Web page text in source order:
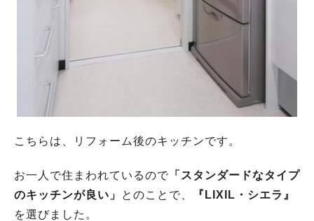
こちらは、リフォーム後のキッチンです。
お一人で住まわれているので 「スタンダードなタイプ
のキッチンが良い」
とのことで、
『LIXIL・シエラ』
を選びました。